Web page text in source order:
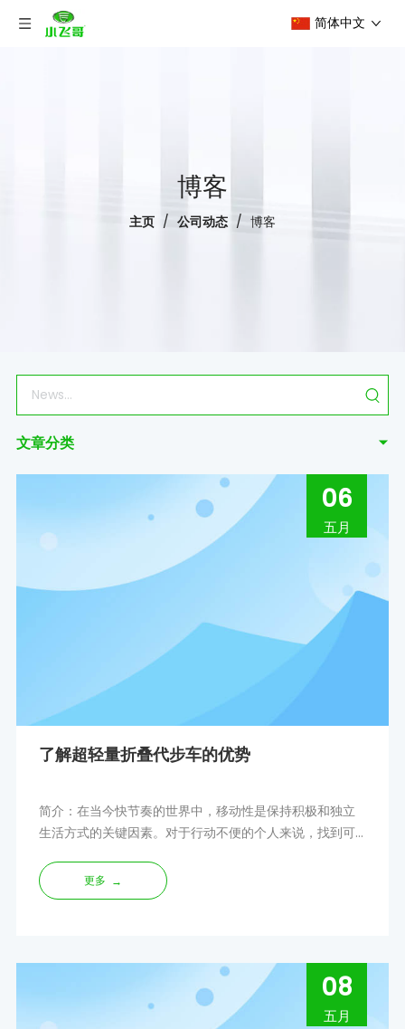
简体中文
博客
主页 / 公司动态 / 博客
文章分类
06
五月
了解超轻量折叠代步车的优势
简介：在当今快节奏的世界中，移动性是保持积极和独立
生活方式的关键因素。对于行动不便的个人来说，找到可
折叠代步车的用武之地
更多 →
08
五月